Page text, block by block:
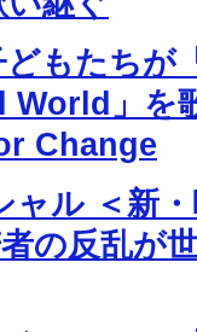
もたちが
World」を
Change
ャル ＜新
の反乱が